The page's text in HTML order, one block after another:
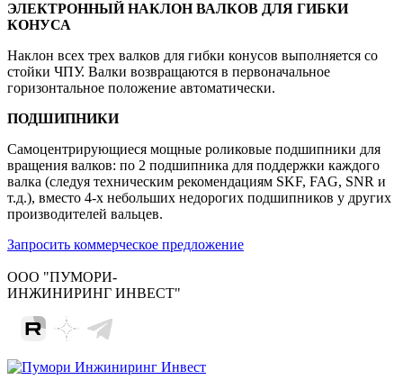
ЭЛЕКТРОННЫЙ НАКЛОН ВАЛКОВ ДЛЯ ГИБКИ
КОНУСА
Наклон всех трех валков для гибки конусов выполняется со
стойки ЧПУ. Валки возвращаются в первоначальное
горизонтальное положение автоматически.
ПОДШИПНИКИ
Самоцентрирующиеся мощные роликовые подшипники для
вращения валков: по 2 подшипника для поддержки каждого
валка (следуя техническим рекомендациям SKF, FAG, SNR и
т.д.), вместо 4-х небольших недорогих подшипников у других
производителей вальцев.
Запросить коммерческое предложение
ООО "ПУМОРИ-
ИНЖИНИРИНГ ИНВЕСТ"